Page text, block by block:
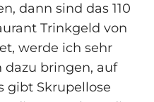
dann sind das 110
Trinkgeld von
werde ich sehr
dazu bringen, auf
gibt Skrupellose